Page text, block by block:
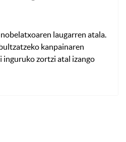
laugarren atala.
kanpainaren
inguruko zortzi atal izango